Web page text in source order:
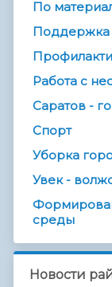
По
Поддержка
Работа с
Саратов -
Спорт
Уборка
Увек -
среды
Новости